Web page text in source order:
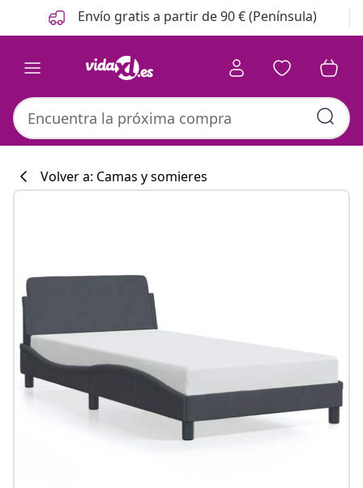
Anterior
Siguiente Envío gratis a partir de 90 € (Península)
#sharemevidaxl
Volver a: Camas y somieres